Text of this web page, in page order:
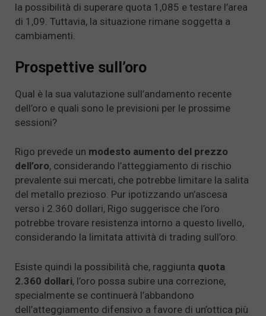
la possibilità di superare quota 1,085 e testare l’area
di 1,09. Tuttavia, la situazione rimane soggetta a
cambiamenti.
Prospettive sull’oro
Qual è la sua valutazione sull’andamento recente
dell’oro e quali sono le previsioni per le prossime
sessioni?
Rigo prevede un modesto aumento del prezzo
dell’oro, considerando l’atteggiamento di rischio
prevalente sui mercati, che potrebbe limitare la salita
del metallo prezioso. Pur ipotizzando un’ascesa
verso i 2.360 dollari, Rigo suggerisce che l’oro
potrebbe trovare resistenza intorno a questo livello,
considerando la limitata attività di trading sull’oro.
Esiste quindi la possibilità che, raggiunta quota
2.360 dollari, l’oro possa subire una correzione,
specialmente se continuerà l’abbandono
dell’atteggiamento difensivo a favore di un’ottica più